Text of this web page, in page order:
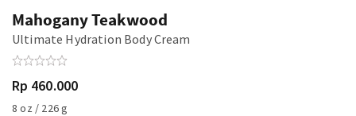
Mahogany Teakwood
Ultimate Hydration Body Cream
Rp 460.000
8 oz / 226 g